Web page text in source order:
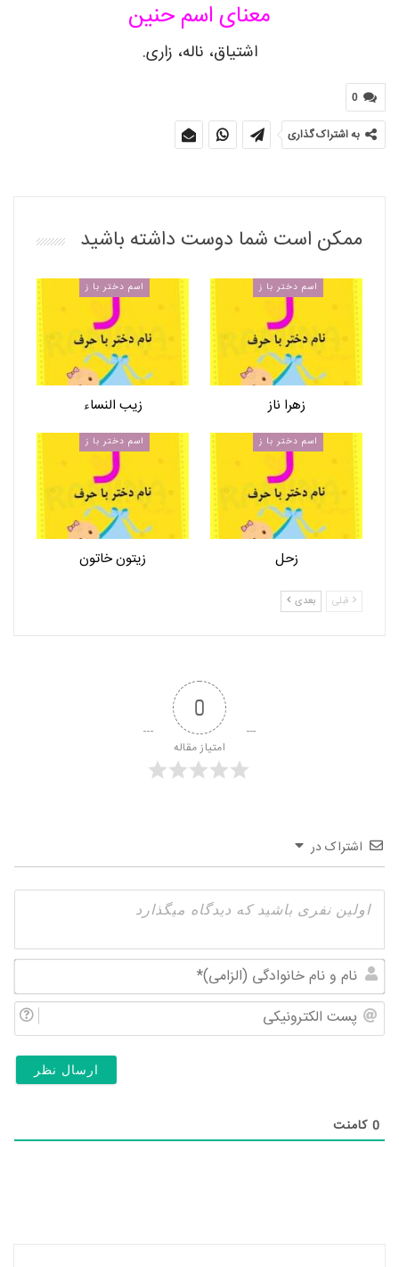
معنای اسمحنین
اشتیاق، ناله، زاری.
0
به اشتراک گذاری
ممکن است شما دوست داشته باشید
اسم دختر با ز
زهرا ناز
اسم دختر با ز
زیب النساء
اسم دختر با ز
زحل
اسم دختر با ز
زیتون خاتون
قبلی بعدی
0
امتیاز مقاله
اشتراک در
و
0 کامنت